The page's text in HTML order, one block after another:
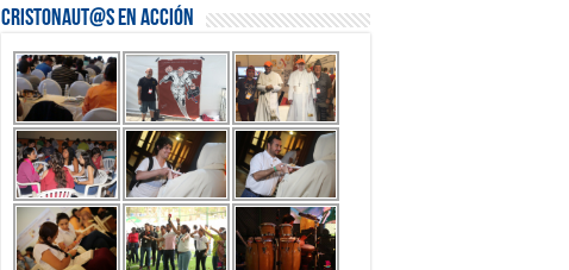
Cristonaut@s en Acción